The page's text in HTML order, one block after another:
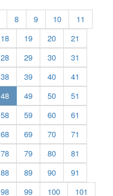
8 9 10
11
18 19 20
21
28 29 30
31
38 39 40
41
48(current)
49 50
51
58 59 60
61
68 69 70
71
78 79 80
81
88 89 90
91
98 99 100
101